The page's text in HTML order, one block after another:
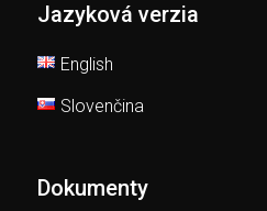
Jazyková verzia
English
Slovenčina
Dokumenty